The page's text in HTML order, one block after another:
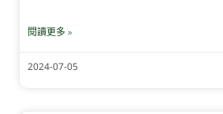
閱讀更多 »
2024-07-05